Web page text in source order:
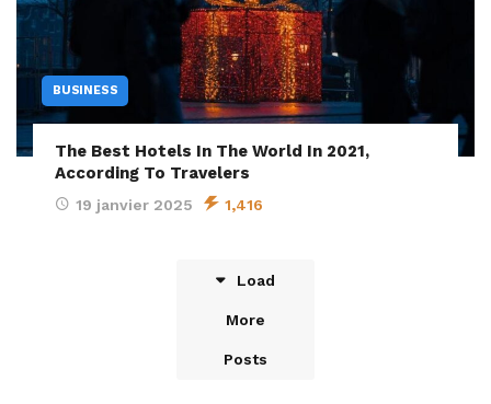
BUSINESS
The Best Hotels In The World In 2021,
According To Travelers
19 janvier 2025 1,416
Load
More
Posts